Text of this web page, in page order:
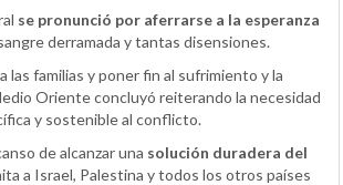
se pronunció por aferrarse a la esperanza
derramada y tantas disensiones.
las familias y poner fin al sufrimiento y la
Oriente concluyó reiterando la necesidad
y sostenible al conflicto.
de alcanzar una solución duradera del
a Israel, Palestina y todos los otros países